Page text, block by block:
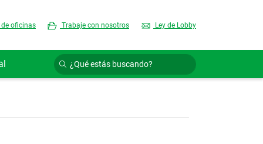
de oficinas Trabaje con nosotros Ley de Lobby